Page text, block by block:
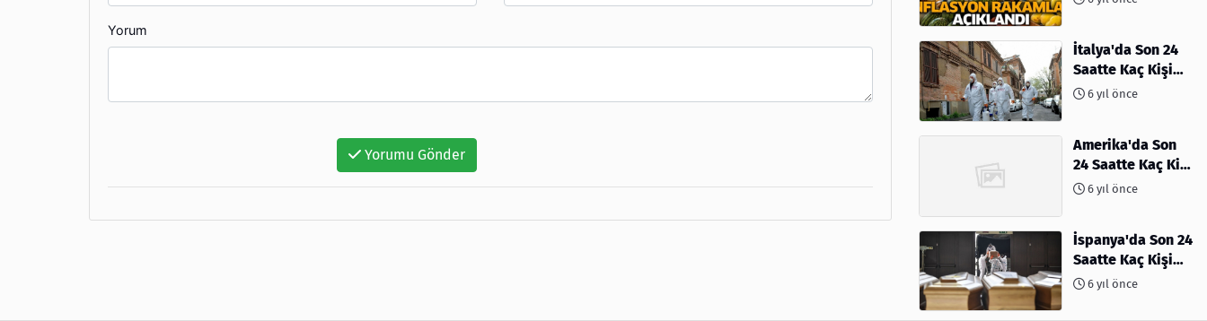
Yorum
Yorumu Gönder
İtalya'da Son 24
Saatte Kaç Kişi
Öldü6 yıl önce
Amerika'da Son
24 Saatte Kaç Kişi
Öldü - 06 Nisan
6 yıl önce
İspanya'da Son 24
Saatte Kaç Kişi
Öldü6 yıl önce